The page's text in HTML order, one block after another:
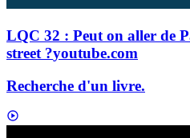
LQC 32 : Peut on aller de
street ?youtube.com
Recherche d'un livre.